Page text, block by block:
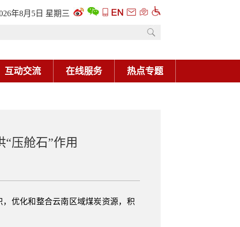
年8月5日 星期三
互动交流 在线服务 热点专题
压舱石”作用
优化和整合云南区域煤炭资源，积